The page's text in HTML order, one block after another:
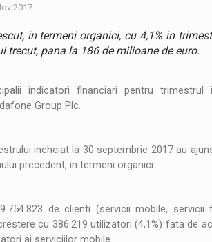
ajuns in Romania
– noua solutie de securitate cibernetica
2017
in termeni organici, cu 4,1% in
trecut, pana la 186 de milioane de euro.
indicatori financiari pentru
Group Plc.
incheiat la 30 septembrie 2017 au
precedent, in termeni organici.
de clienti (servicii mobile,
cu 386.219 utilizatori (4,1%) fata de
ai serviciilor mobile.